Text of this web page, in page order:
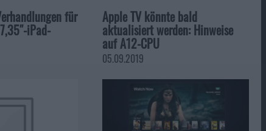
für
iPad-
Apple TV könnte bald
aktualisiert werden: Hinweise
auf A12-CPU
05.09.2019